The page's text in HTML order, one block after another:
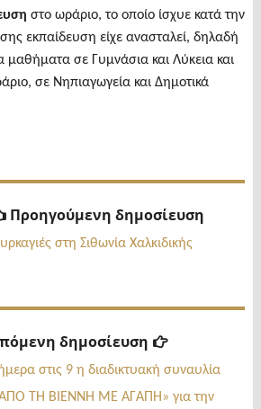
στο ωράριο, το οποίο ίσχυε κατά την
εκπαίδευση είχε ανασταλεί, δηλαδή
μαθήματα σε Γυμνάσια και Λύκεια και
σε Νηπιαγωγεία και Δημοτικά
Προηγούμενη δημοσίευση
στη Σιθωνία Χαλκιδικής
δημοσίευση
Επόμενη
στις 9 η διαδικτυακή συναυλία
ΤΗ ΒΙΕΝΝΗ ΜΕ ΑΓΑΠΗ» για την